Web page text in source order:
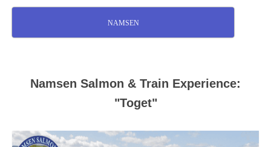
NAMSEN
Namsen Salmon & Train Experience:
"Toget"